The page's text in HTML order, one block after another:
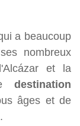
a beaucoup
nombreux
et la
destination
âges et de